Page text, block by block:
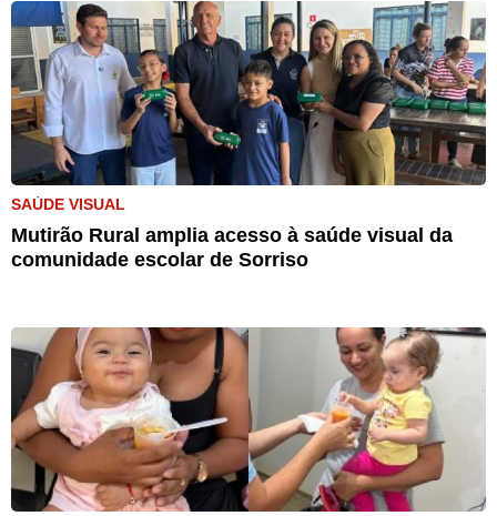
SAÚDE VISUAL
Mutirão Rural amplia acesso à saúde visual da
comunidade escolar de Sorriso